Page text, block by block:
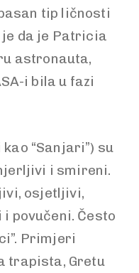
tip ličnosti
da je Patricia
astronauta,
i bila u fazi
“Sanjari”) su
i smireni.
osjetljivi,
povučeni. Često
Primjeri
trapista, Gretu